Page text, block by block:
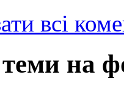
всі
на